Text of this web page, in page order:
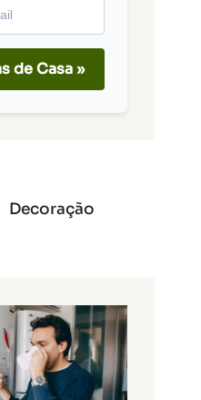
de Casa »
Decoração